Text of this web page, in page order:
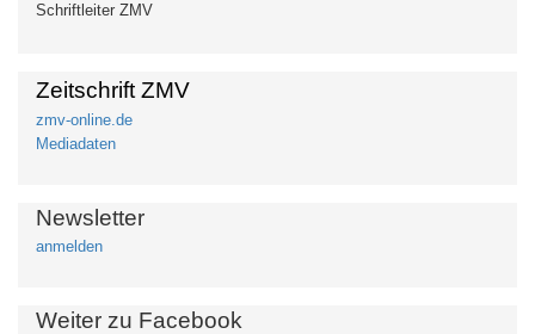
Schriftleiter ZMV
Zeitschrift ZMV
zmv-online.de
Mediadaten
Newsletter
anmelden
Weiter zu Facebook